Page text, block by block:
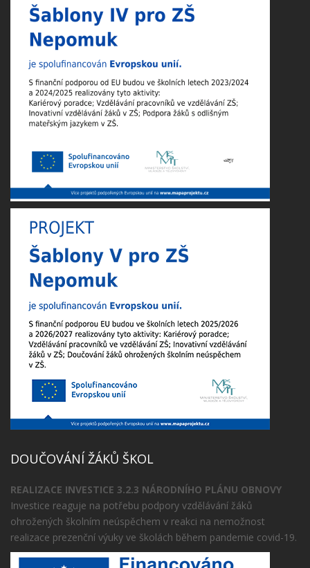
DOUČOVÁNÍ ŽÁKŮ ŠKOL
REALIZACE INVESTICE 3.2.3 NÁRODNÍHO PLÁNU OBNOVY
Investice reaguje na potřebu podpory vzdělávání žáků
ohrožených školním neúspěchem v reakci na nemožnost
realizace prezenční výuky ve školách během pandemie covid-19.